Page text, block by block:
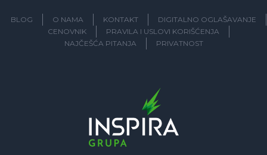
BLOG O NAMA KONTAKT
DIGITALNO OGLAŠAVANJE
CENOVNIK
PRAVILA I USLOVI KORIŠĆENJA
NAJČEŠĆA PITANJA
PRIVATNOST